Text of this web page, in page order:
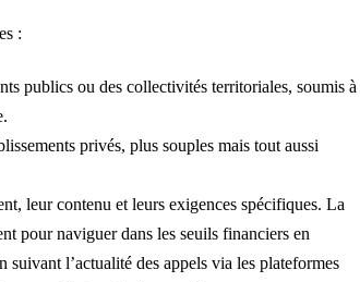
:
publics ou des collectivités territoriales, soumis à
privés, plus souples mais tout aussi
leur contenu et leurs exigences spécifiques. La
pour naviguer dans les seuils financiers en
l’actualité des appels via les plateformes